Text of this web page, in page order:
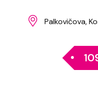
Palkovičova,